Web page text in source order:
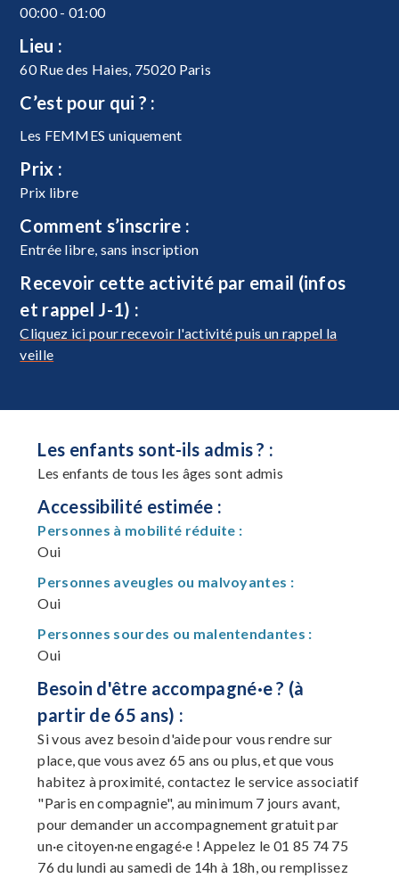
00:00 - 01:00
Lieu :
60 Rue des Haies, 75020 Paris
C’est pour qui ? :
Les FEMMES uniquement
Prix :
Prix libre
Comment s’inscrire :
Entrée libre, sans inscription
Recevoir cette activité par email (infos
et rappel J-1) :
Cliquez ici pour recevoir l'activité puis un rappel la
veille
Les enfants sont-ils admis ? :
Les enfants de tous les âges sont admis
Accessibilité estimée :
Personnes à mobilité réduite :
Oui
Personnes aveugles ou malvoyantes :
Oui
Personnes sourdes ou malentendantes :
Oui
Besoin d'être accompagné·e ? (à
partir de 65 ans) :
Si vous avez besoin d'aide pour vous rendre sur
place, que vous avez 65 ans ou plus, et que vous
habitez à proximité, contactez le service associatif
"Paris en compagnie", au minimum 7 jours avant,
pour demander un accompagnement gratuit par
un·e citoyen·ne engagé·e ! Appelez le 01 85 74 75
76 du lundi au samedi de 14h à 18h, ou remplissez